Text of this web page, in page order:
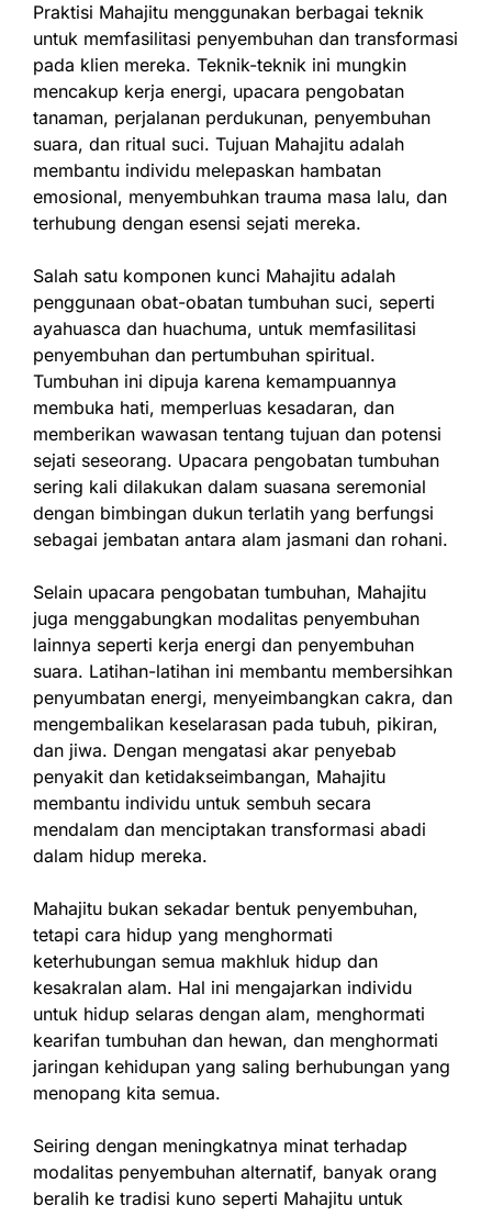
Praktisi Mahajitu menggunakan berbagai teknik
untuk memfasilitasi penyembuhan dan transformasi
pada klien mereka. Teknik-teknik ini mungkin
mencakup kerja energi, upacara pengobatan
tanaman, perjalanan perdukunan, penyembuhan
suara, dan ritual suci. Tujuan Mahajitu adalah
membantu individu melepaskan hambatan
emosional, menyembuhkan trauma masa lalu, dan
terhubung dengan esensi sejati mereka.
Salah satu komponen kunci Mahajitu adalah
penggunaan obat-obatan tumbuhan suci, seperti
ayahuasca dan huachuma, untuk memfasilitasi
penyembuhan dan pertumbuhan spiritual.
Tumbuhan ini dipuja karena kemampuannya
membuka hati, memperluas kesadaran, dan
memberikan wawasan tentang tujuan dan potensi
sejati seseorang. Upacara pengobatan tumbuhan
sering kali dilakukan dalam suasana seremonial
dengan bimbingan dukun terlatih yang berfungsi
sebagai jembatan antara alam jasmani dan rohani.
Selain upacara pengobatan tumbuhan, Mahajitu
juga menggabungkan modalitas penyembuhan
lainnya seperti kerja energi dan penyembuhan
suara. Latihan-latihan ini membantu membersihkan
penyumbatan energi, menyeimbangkan cakra, dan
mengembalikan keselarasan pada tubuh, pikiran,
dan jiwa. Dengan mengatasi akar penyebab
penyakit dan ketidakseimbangan, Mahajitu
membantu individu untuk sembuh secara
mendalam dan menciptakan transformasi abadi
dalam hidup mereka.
Mahajitu bukan sekadar bentuk penyembuhan,
tetapi cara hidup yang menghormati
keterhubungan semua makhluk hidup dan
kesakralan alam. Hal ini mengajarkan individu
untuk hidup selaras dengan alam, menghormati
kearifan tumbuhan dan hewan, dan menghormati
jaringan kehidupan yang saling berhubungan yang
menopang kita semua.
Seiring dengan meningkatnya minat terhadap
modalitas penyembuhan alternatif, banyak orang
beralih ke tradisi kuno seperti Mahajitu untuk